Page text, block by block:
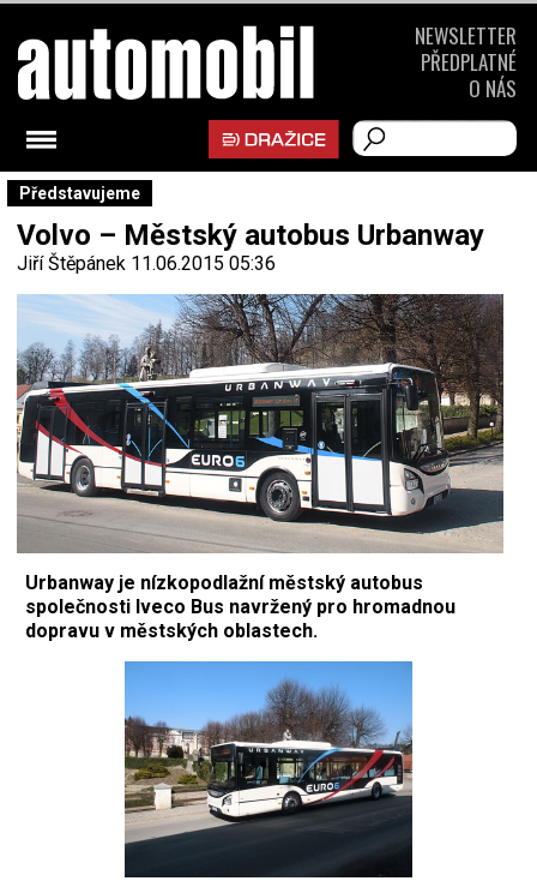
Představujeme
Volvo – Městský autobus Urbanway
Jiří Štěpánek 11.06.2015 05:36
Urbanway je nízkopodlažní městský autobus
společnosti Iveco Bus navržený pro hromadnou
dopravu v městských oblastech.
NEWSLETTER
PŘEDPLATNÉ
O NÁS